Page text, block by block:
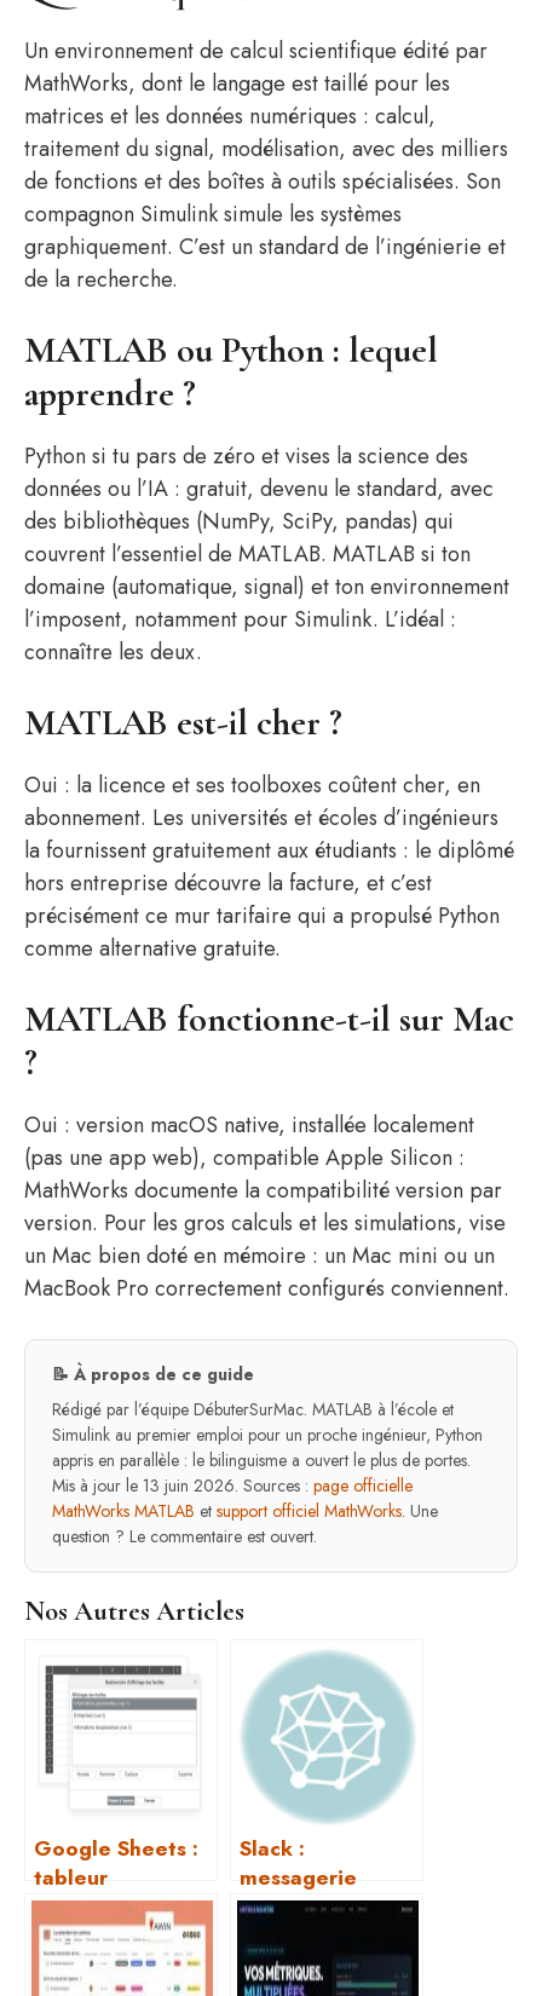
Un environnement de calcul scientifique édité par
MathWorks, dont le langage est taillé pour les
matrices et les données numériques : calcul,
traitement du signal, modélisation, avec des milliers
de fonctions et des boîtes à outils spécialisées. Son
compagnon Simulink simule les systèmes
graphiquement. C’est un standard de l’ingénierie et
de la recherche.
MATLAB ou Python : lequel
apprendre ?
Python si tu pars de zéro et vises la science des
données ou l’IA : gratuit, devenu le standard, avec
des bibliothèques (NumPy, SciPy, pandas) qui
couvrent l’essentiel de MATLAB. MATLAB si ton
domaine (automatique, signal) et ton environnement
l’imposent, notamment pour Simulink. L’idéal :
connaître les deux.
MATLAB est-il cher ?
Oui : la licence et ses toolboxes coûtent cher, en
abonnement. Les universités et écoles d’ingénieurs
la fournissent gratuitement aux étudiants : le diplômé
hors entreprise découvre la facture, et c’est
précisément ce mur tarifaire qui a propulsé Python
comme alternative gratuite.
MATLAB fonctionne-t-il sur Mac
?
Oui : version macOS native, installée localement
(pas une app web), compatible Apple Silicon :
MathWorks documente la compatibilité version par
version. Pour les gros calculs et les simulations, vise
un Mac bien doté en mémoire : un Mac mini ou un
MacBook Pro correctement configurés conviennent.
📝 À propos de ce guide
Rédigé par l’équipe DébuterSurMac. MATLAB à l’école et
Simulink au premier emploi pour un proche ingénieur, Python
appris en parallèle : le bilinguisme a ouvert le plus de portes.
Mis à jour le 13 juin 2026. Sources : page officielle
MathWorks MATLAB et support officiel MathWorks. Une
question ? Le commentaire est ouvert.
Nos Autres Articles
Google Sheets :
tableur
collaboratif
gratuit
Slack :
messagerie
d’équipe